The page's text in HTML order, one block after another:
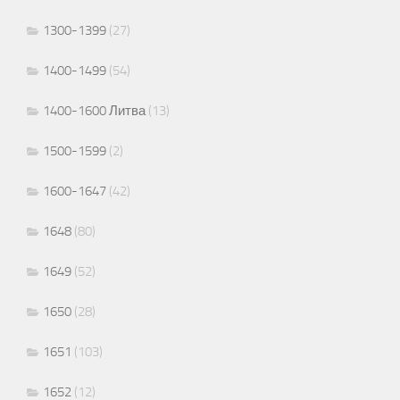
1300-1399 (27)
1400-1499 (54)
1400-1600 Литва(13)
1500-1599 (2)
1600-1647 (42)
1648 (80)
1649 (52)
1650 (28)
1651 (103)
1652 (12)